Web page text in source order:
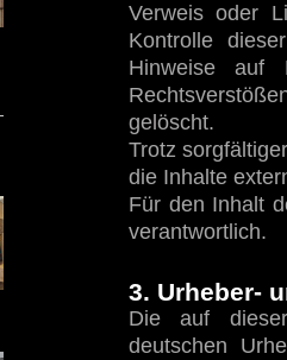
Verweis oder
Kontrolle
Hinweise auf
gelöscht.
Trotz
die Inhalte
Für den Inhalt
verantwortlich.
3. Urheber-
Die auf
deutschen